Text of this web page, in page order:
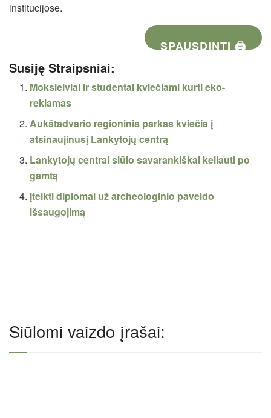
institucijose.
SPAUSDINTI 🖨
Susiję Straipsniai:
Moksleiviai ir studentai kviečiami kurti eko-
reklamas
Aukštadvario regioninis parkas kviečia į
atsinaujinusį Lankytojų centrą
Lankytojų centrai siūlo savarankiškai keliauti po
gamtą
Įteikti diplomai už archeologinio paveldo
išsaugojimą
Siūlomi vaizdo įrašai: